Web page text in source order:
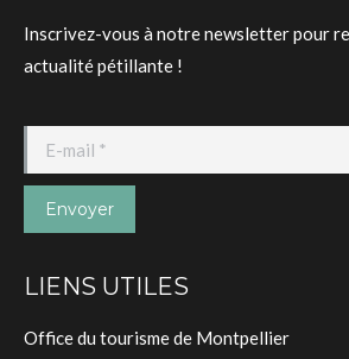
Inscrivez-vous à notre newsletter pour
actualité pétillante !
E-mail *
Envoyer
LIENS UTILES
Office du tourisme de Montpellier